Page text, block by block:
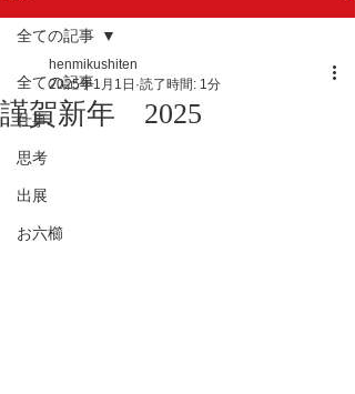
全ての記事
仕事
思考
出展
お六櫛
全ての記事
謹賀新年 2025
henmikushiten
2025年1月1日 読了時間: 1分